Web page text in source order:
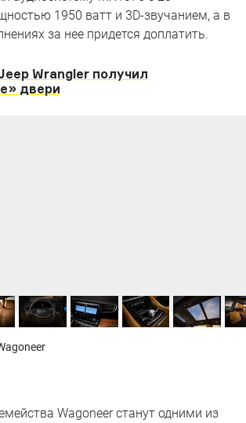
1950 ватт и 3D-звучанием, а в
за нее придется доплатить.
Wrangler получил
двери
Wagoneer станут одними из